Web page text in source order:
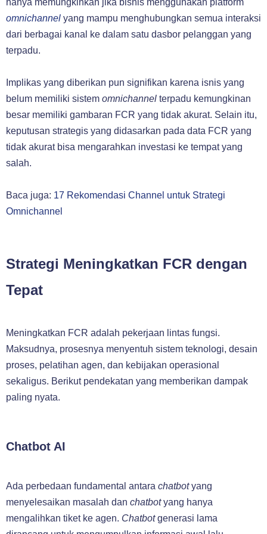
hanya memungkinkan jika bisnis menggunakan platform
omnichannel yang mampu menghubungkan semua interaksi
dari berbagai kanal ke dalam satu dasbor pelanggan yang
terpadu.
Implikas yang diberikan pun signifikan karena isnis yang
belum memiliki sistem omnichannel terpadu kemungkinan
besar memiliki gambaran FCR yang tidak akurat. Selain itu,
keputusan strategis yang didasarkan pada data FCR yang
tidak akurat bisa mengarahkan investasi ke tempat yang
salah.
Baca juga: 17 Rekomendasi Channel untuk Strategi
Omnichannel
Strategi Meningkatkan FCR dengan
Tepat
Meningkatkan FCR adalah pekerjaan lintas fungsi.
Maksudnya, prosesnya menyentuh sistem teknologi, desain
proses, pelatihan agen, dan kebijakan operasional
sekaligus. Berikut pendekatan yang memberikan dampak
paling nyata.
Chatbot AI
Ada perbedaan fundamental antara chatbotyang
menyelesaikan masalah dan chatbotyang hanya
mengalihkan tiket ke agen. Chatbotgenerasi lama